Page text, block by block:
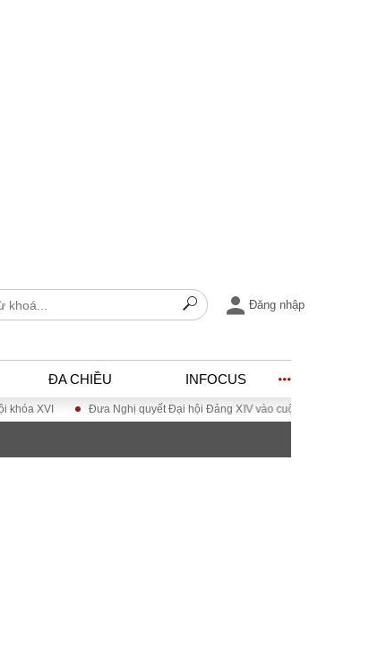
Đăng nhập
ĐA CHIỀU INFOCUS
Đưa Nghị quyết Đại hội Đảng XIV vào cuộc sống